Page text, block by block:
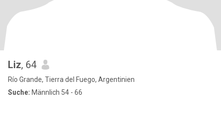
Liz, 64
Río Grande, Tierra del Fuego, Argentinien
Suche: Männlich 54 - 66